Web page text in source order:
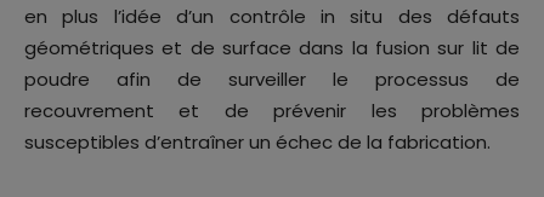
en plus l’idée d’un contrôle in situ des défauts
géométriques et de surface dans la fusion sur lit de
poudre afin de surveiller le processus de
recouvrement et de prévenir les problèmes
susceptibles d’entraîner un échec de la fabrication.